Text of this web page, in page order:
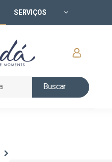
SERVIÇOS
Buscar